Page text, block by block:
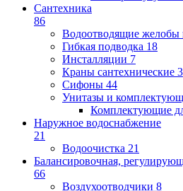
Сантехника
86
Водоотводящие желобы
Гибкая подводка 18
Инсталляции 7
Краны сантехнические 3
Сифоны 44
Унитазы и
Комплектующие
Наружное водоснабжение
21
Водоочистка 21
Балансировочная,
66
Воздухоотводчики 8